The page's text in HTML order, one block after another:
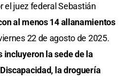
el juez federal Sebastián
al menos 14 allanamientos
22 de agosto de 2025.
incluyeron la sede de la
la droguería